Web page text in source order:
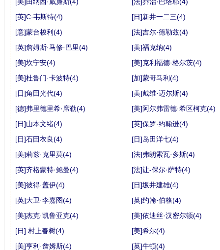
[英]C·韦斯特(4)
[日]新井一二三(4)
[意]蒙台梭利(4)
[法]吉尔·德勒兹(4)
[英]詹姆斯·马修·巴里(4)
[美]福克纳(4)
[美]坎宁安(4)
[美]克利福德·格尔茨(4)
[美]杜鲁门·卡波特(4)
[加]蒙哥马利(4)
[日]角田光代(4)
[美]戴维·迈尔斯(4)
[德]弗里德里希·席勒(4)
[美]阿尔弗雷德·希区柯克(4)
[日]山本文绪(4)
[英]保罗·约翰逊(4)
[日]石田衣良(4)
[日]岛田洋七(4)
[美]莉兹·克里莫(4)
[法]弗朗索瓦·多斯(4)
[英]齐格蒙特·鲍曼(4)
[法]让-保尔·萨特(4)
[美]彼得·盖伊(4)
[日]坂井建雄(4)
[英]大卫·李嘉图(4)
[英]约翰·伯格(4)
[美]杰克·凯鲁亚克(4)
[美]依迪丝·汉密尔顿(4)
[日] 村上春树(4)
[美]希尔(4)
[美]亨利·詹姆斯(4)
[英]牛顿(4)